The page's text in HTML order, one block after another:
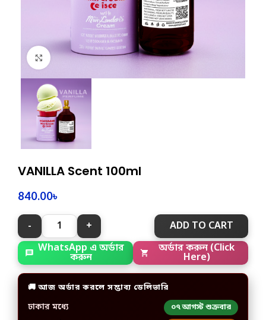
Click to enlarge
VANILLA Scent 100ml
840.00৳
ADD TO CART
WhatsApp এ অর্ডার
করুন
অর্ডার করুন (Click
Here)
🚚 আজ অর্ডার করলে সম্ভাব্য ডেলিভারি
ঢাকার মধ্যে ০৭ আগস্ট শুক্রবার